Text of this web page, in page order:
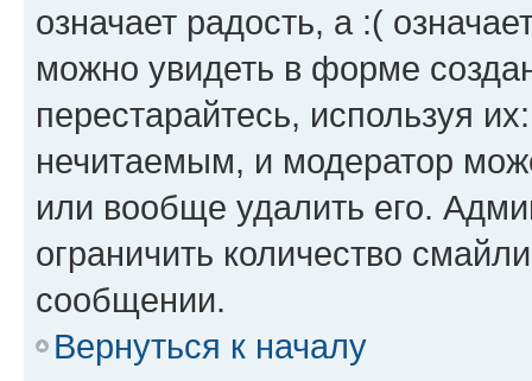
означает радость, а :(
можно увидеть в форме
перестарайтесь, используя
нечитаемым, и модератор
или вообще удалить его.
ограничить количество
сообщении.
Вернуться к началу